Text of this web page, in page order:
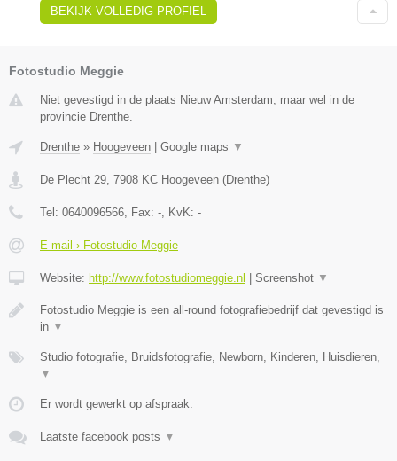
BEKIJK VOLLEDIG PROFIEL
Fotostudio Meggie
Niet gevestigd in de plaats Nieuw Amsterdam, maar wel in de
provincie Drenthe.
Drenthe » Hoogeveen | Google maps ▼
De Plecht 29 7908 KC Hoogeveen (Drenthe)
Tel: 0640096566 , Fax: - , KvK: -
E-mail › Fotostudio Meggie
Website: http://www.fotostudiomeggie.nl | Screenshot ▼
Fotostudio Meggie is een all-round fotografiebedrijf dat gevestigd is
in ▼
Studio fotografie, Bruidsfotografie, Newborn, Kinderen, Huisdieren,
▼
Er wordt gewerkt op afspraak.
Laatste facebook posts ▼